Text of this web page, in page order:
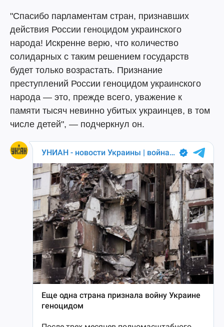
"Спасибо парламентам стран, признавших
действия России геноцидом украинского
народа! Искренне верю, что количество
солидарных с таким решением государств
будет только возрастать. Признание
преступлений России геноцидом украинского
народа — это, прежде всего, уважение к
памяти тысяч невинно убитых украинцев, в том
числе детей", — подчеркнул он.